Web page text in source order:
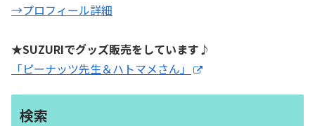
→プロフィール詳細
★SUZURIでグッズ販売をしています♪
「ピーナッツ先生＆ハトマメさん」
検索